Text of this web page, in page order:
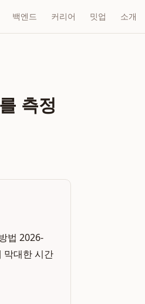
백엔드 커리어 밋업 소개
측정
법 2026-
막대한 시간